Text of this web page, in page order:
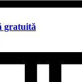
gratuită